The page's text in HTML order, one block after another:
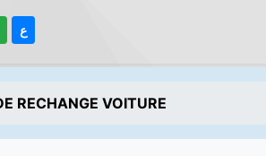
ع
RECHANGE VOITURE